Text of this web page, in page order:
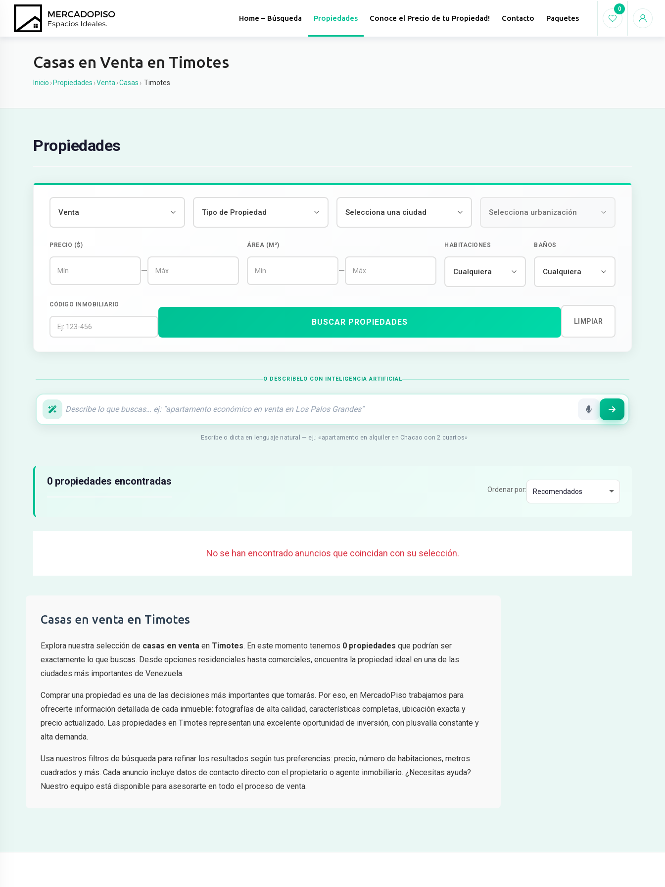
Home – Búsqueda Propiedades Conoce el Precio de tu Propiedad! Contacto Paquetes
0
Casas en Venta en Timotes
Inicio › Propiedades ›Venta ›Casas › Timotes
Propiedades
PRECIO ($)
—
ÁREA (M²)
—
HABITACIONES BAÑOS
CÓDIGO INMOBILIARIO
BUSCAR PROPIEDADES LIMPIAR
O DESCRÍBELO CON INTELIGENCIA ARTIFICIAL
Escribe o dicta en lenguaje natural — ej.: «apartamento en alquiler en Chacao con 2 cuartos»
Resultados de búsqueda
0 propiedades encontradas
Ordenar por:
No se han encontrado anuncios que coincidan con su selección.
Casas en venta en Timotes
Explora nuestra selección de casas en venta en Timotes. En este momento tenemos 0 propiedades que podrían ser
exactamente lo que buscas. Desde opciones residenciales hasta comerciales, encuentra la propiedad ideal en una de las
ciudades más importantes de Venezuela.
Comprar una propiedad es una de las decisiones más importantes que tomarás. Por eso, en MercadoPiso trabajamos para
ofrecerte información detallada de cada inmueble: fotografías de alta calidad, características completas, ubicación exacta y
precio actualizado. Las propiedades en Timotes representan una excelente oportunidad de inversión, con plusvalía constante y
alta demanda.
Usa nuestros filtros de búsqueda para refinar los resultados según tus preferencias: precio, número de habitaciones, metros
cuadrados y más. Cada anuncio incluye datos de contacto directo con el propietario o agente inmobiliario. ¿Necesitas ayuda?
Nuestro equipo está disponible para asesorarte en todo el proceso de venta.